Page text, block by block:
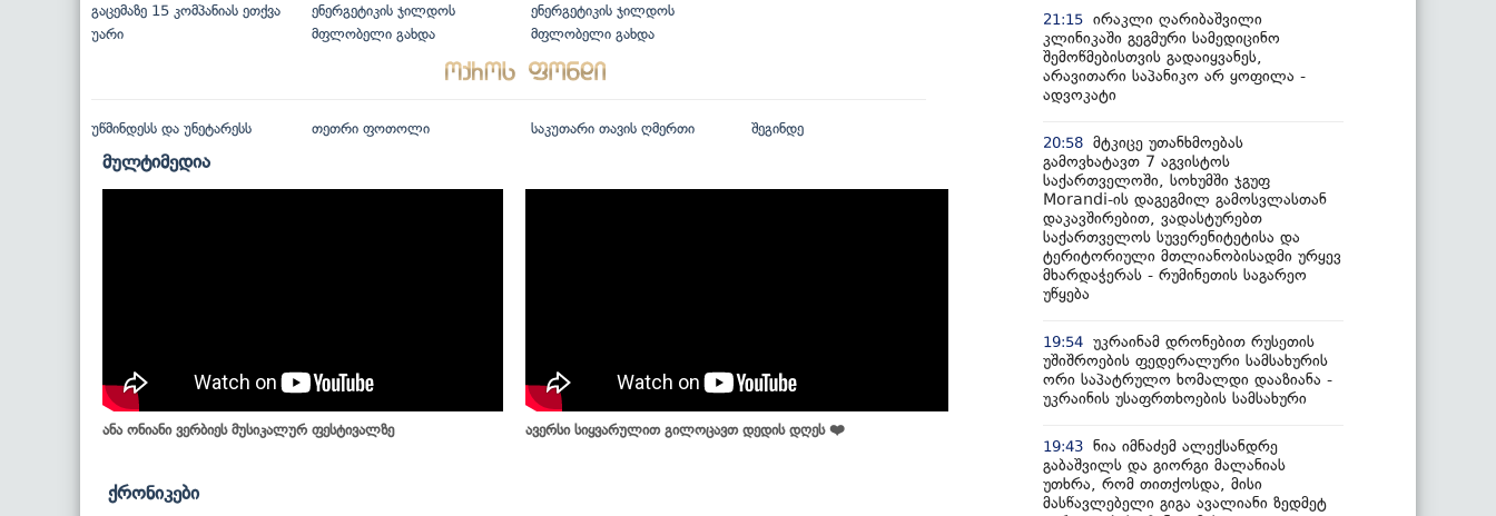
გაცემაზე 15 კომპანიას ეთქვა
უარი
ენერგეტიკის ჯილდოს
მფლობელი გახდა
ენერგეტიკის ჯილდოს
მფლობელი გახდა
უწმინდესს და უნეტარესს თეთრი ფოთოლი საკუთარი თავის ღმერთი შეგინდე
მულტიმედია
ანა ონიანი ვერბიეს მუსიკალურ ფესტივალზე ავერსი სიყვარულით გილოცავთ დედის დღეს ❤️
ქრონიკები
21:15 ირაკლი ღარიბაშვილი
კლინიკაში გეგმური სამედიცინო
შემოწმებისთვის გადაიყვანეს,
არავითარი საპანიკო არ ყოფილა -
ადვოკატი
20:58 მტკიცე უთანხმოებას
გამოვხატავთ 7 აგვისტოს
საქართველოში, სოხუმში ჯგუფ
Morandi-ის დაგეგმილ გამოსვლასთან
დაკავშირებით, ვადასტურებთ
საქართველოს სუვერენიტეტისა და
ტერიტორიული მთლიანობისადმი ურყევ
მხარდაჭერას - რუმინეთის საგარეო
უწყება
19:54 უკრაინამ დრონებით რუსეთის
უშიშროების ფედერალური სამსახურის
ორი საპატრულო ხომალდი დააზიანა -
უკრაინის უსაფრთხოების სამსახური
19:43 ნია იმნაძემ ალექსანდრე
გაბაშვილს და გიორგი მალანიას
უთხრა, რომ თითქოსდა, მისი
მასწავლებელი გიგა ავალიანი ზედმეტ